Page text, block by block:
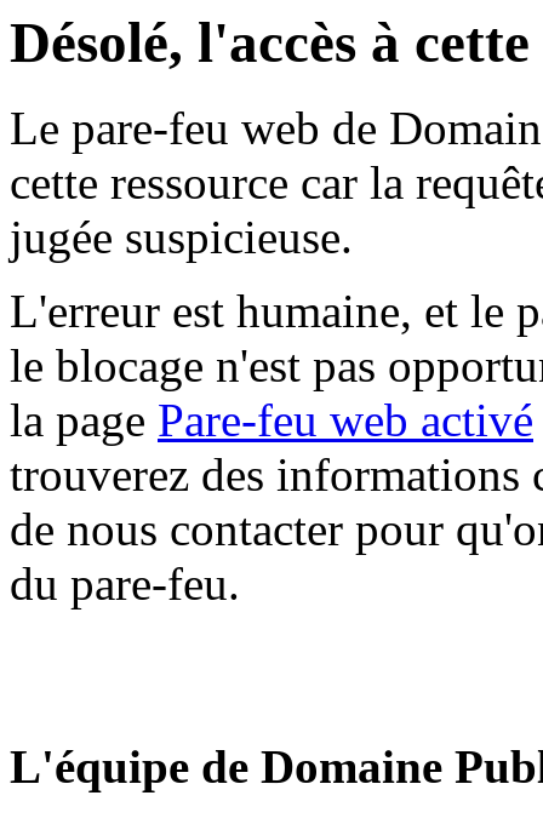
Désolé, l'accès à
Le pare-feu web de
cette ressource car la
jugée suspicieuse.
L'erreur est humaine, et le
le blocage n'est pas
la page Pare-feu web activé
trouverez des informations
de nous contacter pour
du pare-feu.
L'équipe de Domaine